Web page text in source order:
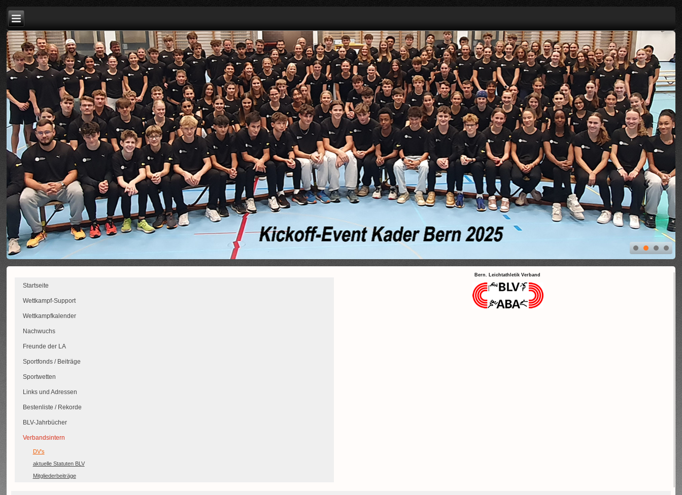
Startseite
Wettkampf-Support
Wettkampfkalender
Nachwuchs
Freunde der LA
Sportfonds / Beiträge
Sportwetten
Links und Adressen
Bestenliste / Rekorde
BLV-Jahrbücher
Verbandsintern
DV's
aktuelle Statuten BLV
Mitgliederbeiträge
Bern. Leichtathletik Verband